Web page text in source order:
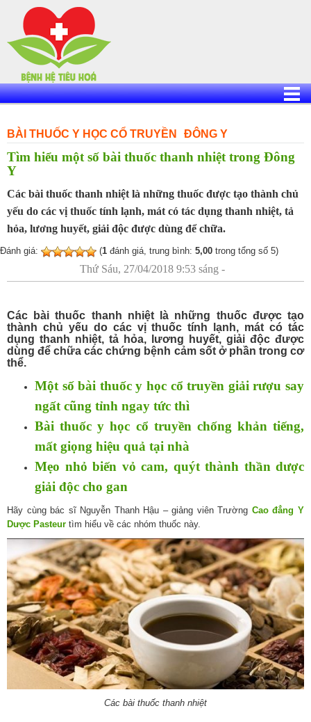
content
BÀI THUỐC Y HỌC CỔ TRUYỀN ĐÔNG Y
Tìm hiểu một số bài thuốc thanh nhiệt trong Đông
Y
Các bài thuốc thanh nhiệt là những thuốc được tạo thành chủ
yếu do các vị thuốc tính lạnh, mát có tác dụng thanh nhiệt, tả
hỏa, lương huyết, giải độc được dùng để chữa.
Đánh giá: (1 đánh giá, trung bình: 5,00 trong tổng số 5)
Thứ Sáu, 27/04/2018 9:53 sáng -
Các bài thuốc thanh nhiệt là những thuốc được tạo
thành chủ yếu do các vị thuốc tính lạnh, mát có tác
dụng thanh nhiệt, tả hỏa, lương huyết, giải độc được
dùng để chữa các chứng bệnh cảm sốt ở phần trong cơ
thể.
Một số bài thuốc y học cổ truyền giải rượu say
ngất cũng tỉnh ngay tức thì
Bài thuốc y học cổ truyền chống khản tiếng,
mất giọng hiệu quả tại nhà
Mẹo nhỏ biến vỏ cam, quýt thành thần dược
giải độc cho gan
Hãy cùng bác sĩ Nguyễn Thanh Hậu – giảng viên Trường Cao đẳng Y
Dược Pasteur tìm hiểu về các nhóm thuốc này.
Các bài thuốc thanh nhiệt